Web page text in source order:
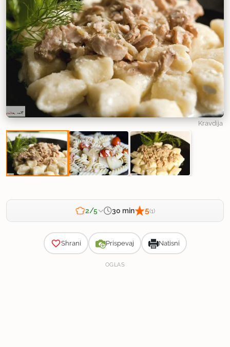
Kravdija
2/5 30 min 5(1)
Shrani Prispevaj Natisni
OGLAS